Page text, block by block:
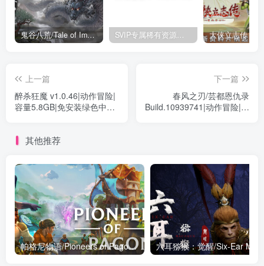
鬼谷八荒/Tale of Immortal v1.2.105.259|角色扮演|容量27.4GB|免安装绿色中文版 SVIP专属稀有资源下载 – 持续更新中
上一篇
醉杀狂魔 v1.0.46|动作冒险|
容量5.8GB|免安装绿色中文
下一篇
春风之刃/芸都恩仇录
Build.10939741|动作冒险|容
其他推荐
帕格尼物语/Pioneers of Pagonia v1.1.0|策略战棋|容量6GB|免安装绿色中文版